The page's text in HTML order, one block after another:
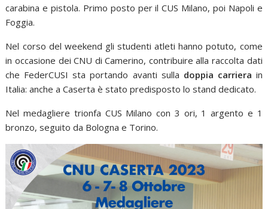
carabina e pistola. Primo posto per il CUS Milano, poi Napoli e
Foggia.
Nel corso del weekend gli studenti atleti hanno potuto, come
in occasione dei CNU di Camerino, contribuire alla raccolta dati
che FederCUSI sta portando avanti sulla doppia carriera in
Italia: anche a Caserta è stato predisposto lo stand dedicato.
Nel medagliere trionfa CUS Milano con 3 ori, 1 argento e 1
bronzo, seguito da Bologna e Torino.